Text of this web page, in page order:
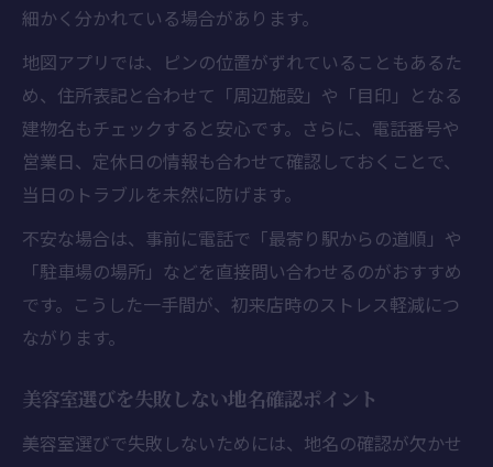
細かく分かれている場合があります。
地図アプリでは、ピンの位置がずれていることもあるた
め、住所表記と合わせて「周辺施設」や「目印」となる
建物名もチェックすると安心です。さらに、電話番号や
営業日、定休日の情報も合わせて確認しておくことで、
当日のトラブルを未然に防げます。
不安な場合は、事前に電話で「最寄り駅からの道順」や
「駐車場の場所」などを直接問い合わせるのがおすすめ
です。こうした一手間が、初来店時のストレス軽減につ
ながります。
美容室選びを失敗しない地名確認ポイント
美容室選びで失敗しないためには、地名の確認が欠かせ